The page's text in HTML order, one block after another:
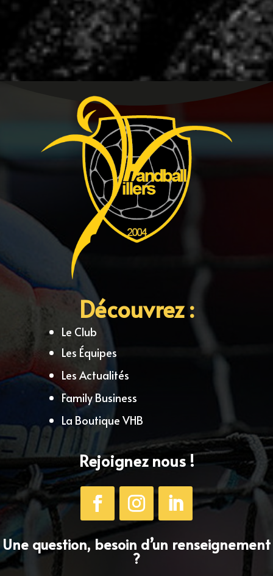
Découvrez :
Le Club
Les Équipes
Les Actualités
Family Business
La Boutique VHB
Rejoignez nous !
Une question, besoin d’un renseignement
?